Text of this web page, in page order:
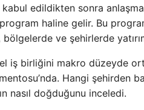
edildikten sonra
haline gelir. Bu
ve şehirlerde
iş birliğini makro düzeyde
Hangi şehirden
nasıl doğduğunu inceledi.